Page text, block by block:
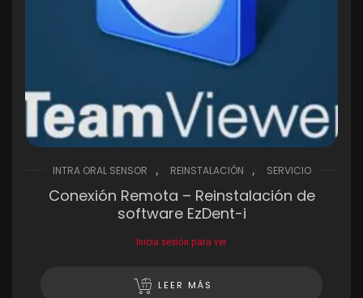
INTRA ORAL SENSOR , REINSTALACIÓN , SERVICIO
Conexión Remota – Reinstalación de
software EzDent-i
Inicia sesión para ver
LEER MÁS